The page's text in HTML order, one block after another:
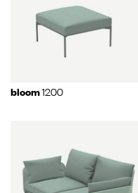
bloom1200